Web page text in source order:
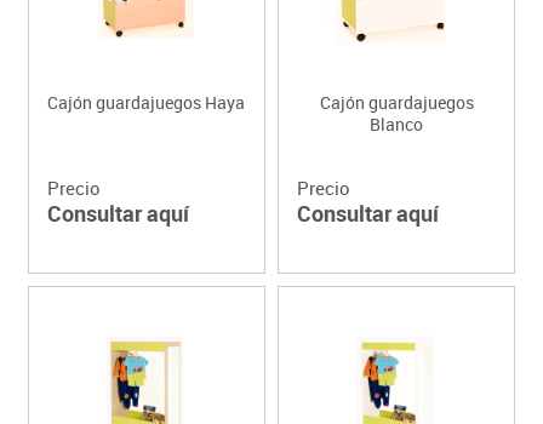
Cajón guardajuegos Haya
Precio
Consultar aquí
Cajón guardajuegos
Blanco
Precio
Consultar aquí